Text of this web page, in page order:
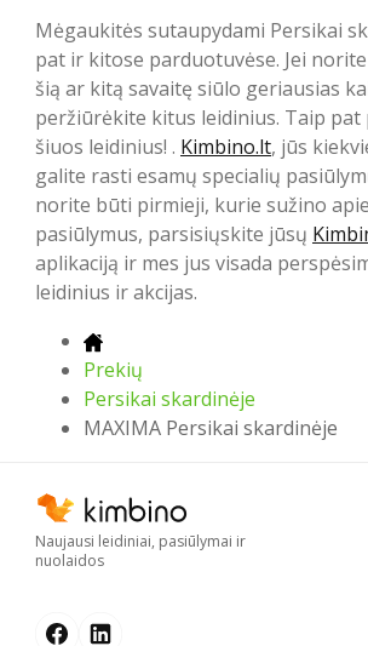
Mėgaukitės sutaupydami Persikai
pat ir kitose parduotuvėse. Jei
šią ar kitą savaitę siūlo geriausias
peržiūrėkite kitus leidinius. Taip
šiuos leidinius! . Kimbino.lt, jūs
galite rasti esamų specialių
norite būti pirmieji, kurie sužino
pasiūlymus, parsisiųskite jūsų
aplikaciją ir mes jus visada
leidinius ir akcijas.
Prekių
Persikai skardinėje
MAXIMA Persikai skardinėje
Naujausi leidiniai, pasiūlymai ir
nuolaidos